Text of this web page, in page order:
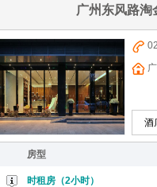
广州东风路淘
酒
房型
时租房（2小时）